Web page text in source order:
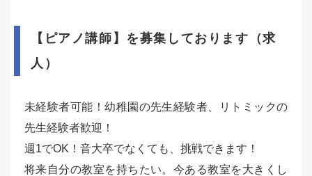
【ピアノ講師】を募集しております（求
人）
未経験者可能！幼稚園の先生経験者、リトミックの
先生経験者歓迎！
週1でOK！音大卒でなくても、挑戦できます！
将来自分の教室を持ちたい。今ある教室を大きくし